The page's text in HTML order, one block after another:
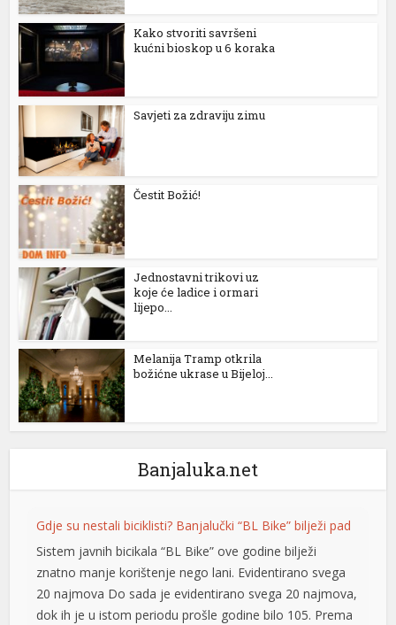
Kako stvoriti savršeni
kućni bioskop u 6 koraka
Savjeti za zdraviju zimu
Čestit Božić!
Jednostavni trikovi uz
koje će ladice i ormari
lijepo...
Melanija Tramp otkrila
božićne ukrase u Bijeloj...
Banjaluka.net
Gdje su nestali biciklisti? Banjalučki “BL Bike” bilježi pad
Sistem javnih bicikala “BL Bike” ove godine bilježi
znatno manje korištenje nego lani. Evidentirano svega
20 najmova Do sada je evidentirano svega 20 najmova,
dok ih je u istom periodu prošle godine bilo 105. Prema